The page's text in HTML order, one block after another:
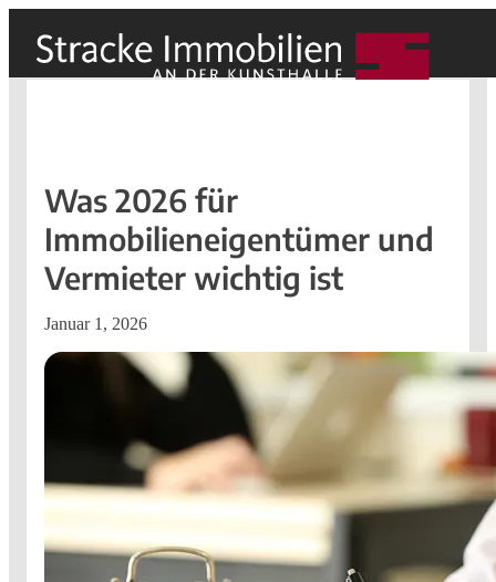
Was 2026 für
Immobilieneigentümer und
Vermieter wichtig ist
Januar 1, 2026